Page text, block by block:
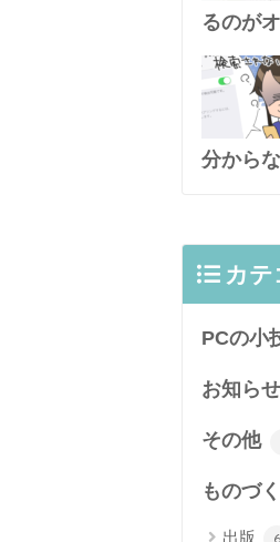
るのが
分から
カテ
PCの小
お知らせ
その他
ものづ
出版 6